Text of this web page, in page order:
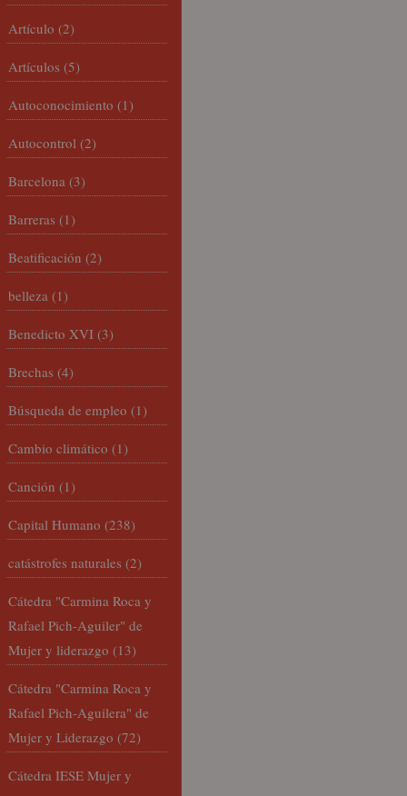
Artículo (2)
Artículos (5)
Autoconocimiento (1)
Autocontrol (2)
Barcelona (3)
Barreras (1)
Beatificación (2)
belleza (1)
Benedicto XVI (3)
Brechas (4)
Búsqueda de empleo (1)
Cambio climático (1)
Canción (1)
Capital Humano (238)
catástrofes naturales (2)
Cátedra "Carmina Roca y
Rafael Pich-Aguiler" de
Mujer y liderazgo (13)
Cátedra "Carmina Roca y
Rafael Pich-Aguilera" de
Mujer y Liderazgo (72)
Cátedra IESE Mujer y